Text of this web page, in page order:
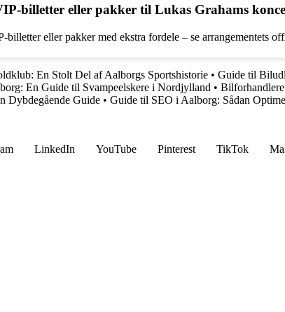
billetter eller pakker til Lukas Grahams
eller pakker med ekstra fordele – se arrangementets
En Stolt Del af Aalborgs Sportshistorie • Guide til
En Guide til Svampeelskere i Nordjylland •
Dybdegående Guide • Guide til SEO i Aalborg: Sådan
LinkedIn YouTube Pinterest TikTok